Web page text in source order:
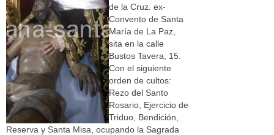
de la Cruz. ex-
Convento de Santa
María de La Paz,
sita en la calle
Bustos Tavera, 15.
Con el siguiente
orden de cultos:
Rezo del Santo
Rosario, Ejercicio de
Triduo, Bendición,
Reserva y Santa Misa, ocupando la Sagrada